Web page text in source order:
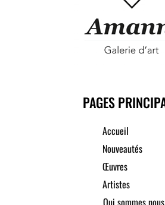
PAGES
Accueil
Nouveautés
Œuvres
Artistes